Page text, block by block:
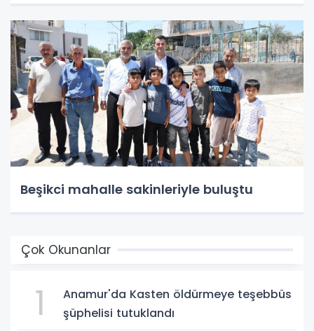
Beşikci mahalle sakinleriyle buluştu
Çok Okunanlar
1
Anamur'da Kasten öldürmeye teşebbüs
şüphelisi tutuklandı